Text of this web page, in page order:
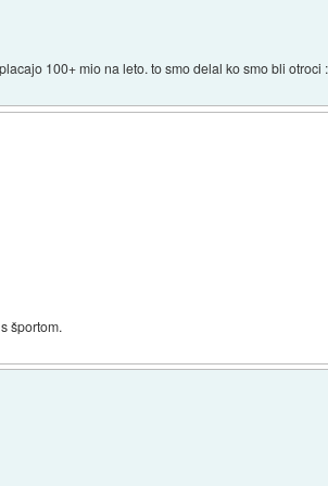
100+ mio na leto. to smo delal ko smo bli otroci
športom.